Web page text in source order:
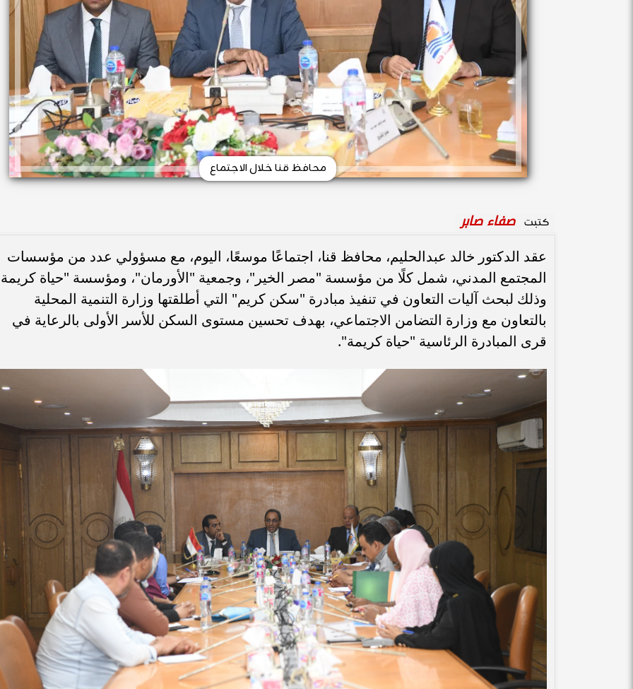
محافظ قنا خلال الاجتماع
كتبت صفاء صابر
عقد الدكتور خالد عبدالحليم، محافظ قنا، اجتماعًا موسعًا، اليوم، مع مسؤولي عدد من مؤسسات
المجتمع المدني، شمل كلًا من مؤسسة "مصر الخير"، وجمعية "الأورمان"، ومؤسسة "حياة
وذلك لبحث آليات التعاون في تنفيذ مبادرة "سكن كريم" التي أطلقتها وزارة التنمية المحلية
بالتعاون مع وزارة التضامن الاجتماعي، بهدف تحسين مستوى السكن للأسر الأولى بالرعاية في
قرى المبادرة الرئاسية "حياة كريمة".